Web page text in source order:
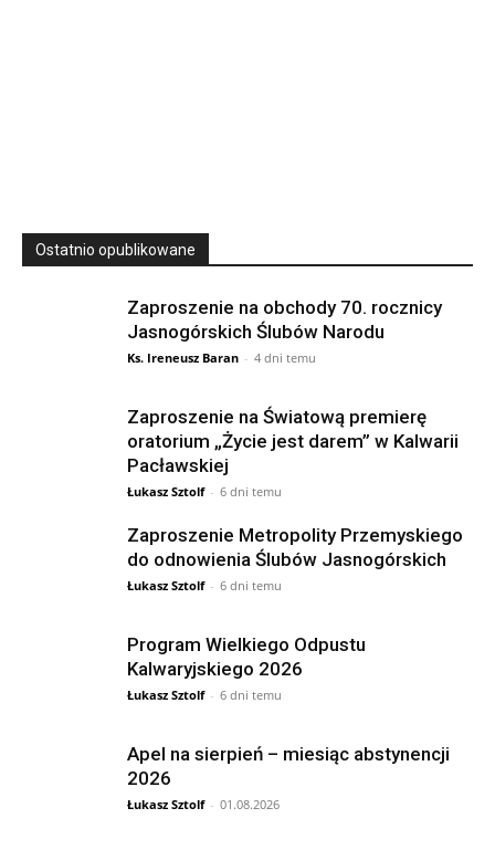
Ostatnio opublikowane
Zaproszenie na obchody 70. rocznicy
Jasnogórskich Ślubów Narodu
Ks. Ireneusz Baran - 4 dni temu
Zaproszenie na Światową premierę
oratorium „Życie jest darem” w Kalwarii
Pacławskiej
Łukasz Sztolf - 6 dni temu
Zaproszenie Metropolity Przemyskiego
do odnowienia Ślubów Jasnogórskich
Łukasz Sztolf - 6 dni temu
Program Wielkiego Odpustu
Kalwaryjskiego 2026
Łukasz Sztolf - 6 dni temu
Apel na sierpień – miesiąc abstynencji
2026
Łukasz Sztolf - 01.08.2026